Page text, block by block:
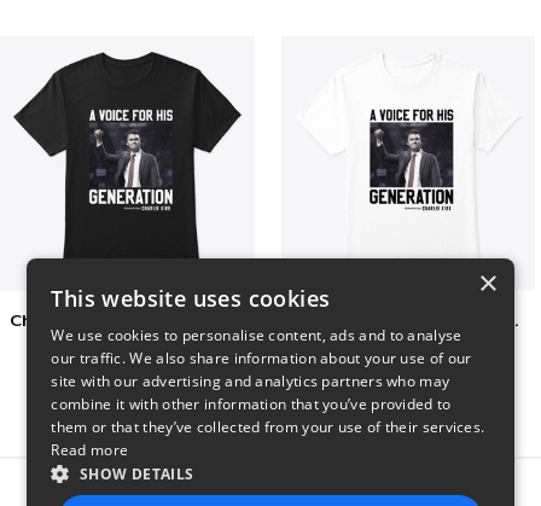
$41
Charlie Kirk A Voice For His Generation
$7
Report this product
×
This website uses cookies
We use cookies to personalise content, ads and to analyse
our traffic. We also share information about your use of our
site with our advertising and analytics partners who may
combine it with other information that you’ve provided to
them or that they’ve collected from your use of their services.
Read more
SHOW DETAILS